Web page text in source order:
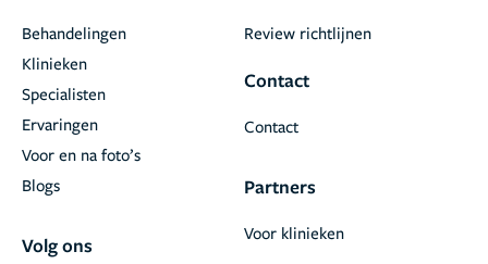
Behandelingen
Klinieken
Specialisten
Ervaringen
Voor en na foto’s
Blogs
Volg ons
Review richtlijnen
Contact
Contact
Partners
Voor klinieken